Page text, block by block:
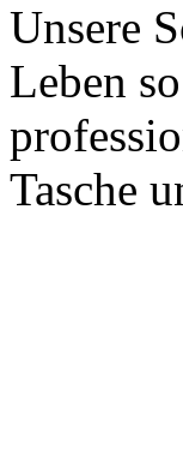
Unsere
Leben
Tasche